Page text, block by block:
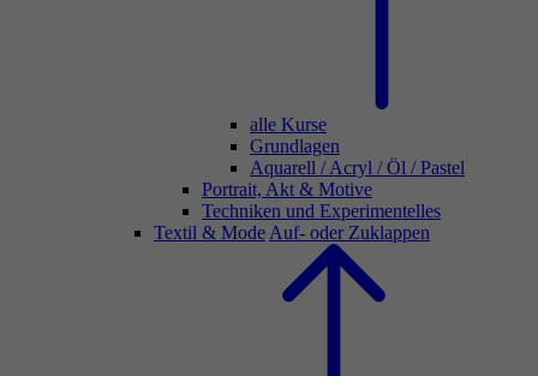
alle Kurse
Grundlagen
Aquarell / Acryl / Öl / Pastel
Portrait, Akt & Motive
Techniken und Experimentelles
Textil & Mode Auf- oder Zuklappen